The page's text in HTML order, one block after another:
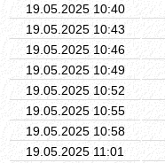
19.05.2025 10:40
19.05.2025 10:43
19.05.2025 10:46
19.05.2025 10:49
19.05.2025 10:52
19.05.2025 10:55
19.05.2025 10:58
19.05.2025 11:01